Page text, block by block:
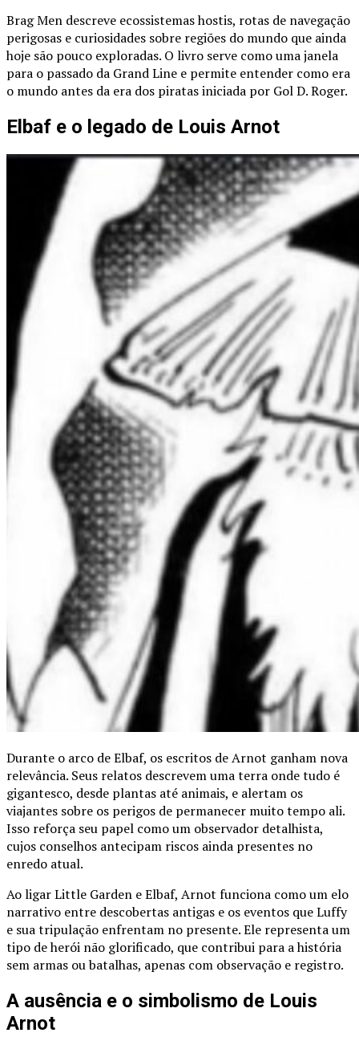
Brag Men descreve ecossistemas hostis, rotas de navegação
perigosas e curiosidades sobre regiões do mundo que ainda
hoje são pouco exploradas. O livro serve como uma janela
para o passado da Grand Line e permite entender como era
o mundo antes da era dos piratas iniciada por Gol D. Roger.
Elbaf e o legado de Louis Arnot
Durante o arco de Elbaf, os escritos de Arnot ganham nova
relevância. Seus relatos descrevem uma terra onde tudo é
gigantesco, desde plantas até animais, e alertam os
viajantes sobre os perigos de permanecer muito tempo ali.
Isso reforça seu papel como um observador detalhista,
cujos conselhos antecipam riscos ainda presentes no
enredo atual.
Ao ligar Little Garden e Elbaf, Arnot funciona como um elo
narrativo entre descobertas antigas e os eventos que Luffy
e sua tripulação enfrentam no presente. Ele representa um
tipo de herói não glorificado, que contribui para a história
sem armas ou batalhas, apenas com observação e registro.
A ausência e o simbolismo de Louis
Arnot